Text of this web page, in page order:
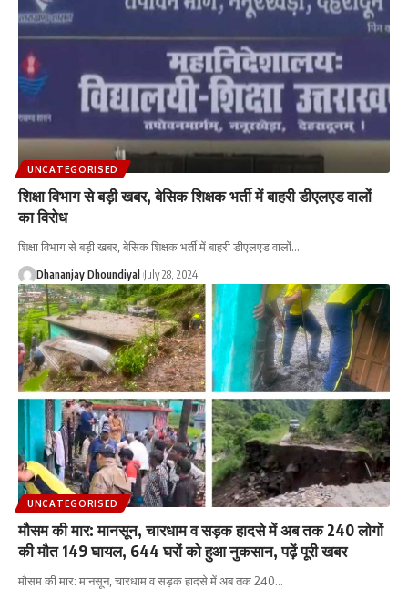
UNCATEGORISED
शिक्षा विभाग से बड़ी खबर, बेसिक शिक्षक भर्ती में बाहरी डीएलएड वालों
का विरोध
शिक्षा विभाग से बड़ी खबर, बेसिक शिक्षक भर्ती में बाहरी डीएलएड वालों…
Dhananjay Dhoundiyal July 28, 2024
UNCATEGORISED
मौसम की मार: मानसून, चारधाम व सड़क हादसे में अब तक 240 लोगों
की मौत 149 घायल, 644 घरों को हुआ नुकसान, पढ़ें पूरी खबर
मौसम की मार: मानसून, चारधाम व सड़क हादसे में अब तक 240…